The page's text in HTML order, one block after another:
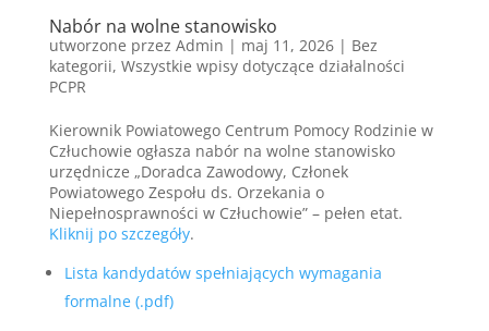
Nabór na wolne stanowisko
utworzone przez Admin | maj 11, 2026| Bez
kategorii, Wszystkie wpisy dotyczące działalności
PCPR
Kierownik Powiatowego Centrum Pomocy Rodzinie w
Człuchowie ogłasza nabór na wolne stanowisko
urzędnicze „Doradca Zawodowy, Członek
Powiatowego Zespołu ds. Orzekania o
Niepełnosprawności w Człuchowie” – pełen etat.
Kliknij po szczegóły.
Lista kandydatów spełniających wymagania
formalne (.pdf)